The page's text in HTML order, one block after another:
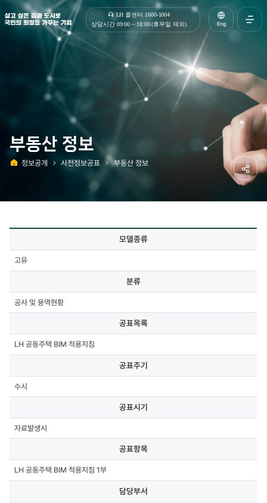
살고 싶은 집과 도시로 국민의 희망을 가꾸는 기업 | 한국토지주택공사
LH 콜센터 1600-1004
상담시간 09:00 ~ 18:00 (휴무일 제외)
Eng
부동산 정보
정보공개 사전정보공표 부동산 정보
모델종류,
분류,
공표주기,
공표시기,
공표항목,
담당자,
연락처,
첨부파일
모델종류
고유
분류
공사 및 용역현황
공표목록
LH 공동주택 BIM 적용지침
공표주기
수시
공표시기
자료발생시
공표항목
LH 공동주택 BIM 적용지침 1부
담당부서